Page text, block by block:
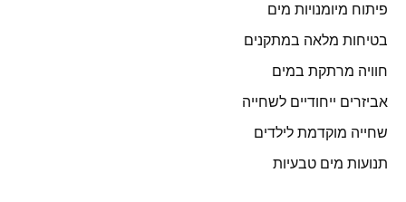
פיתוח מיומנויות מים
בטיחות מלאה במתקנים
חוויה מרתקת במים
אביזרים ייחודיים לשחייה
שחייה מוקדמת לילדים
תנועות מים טבעיות